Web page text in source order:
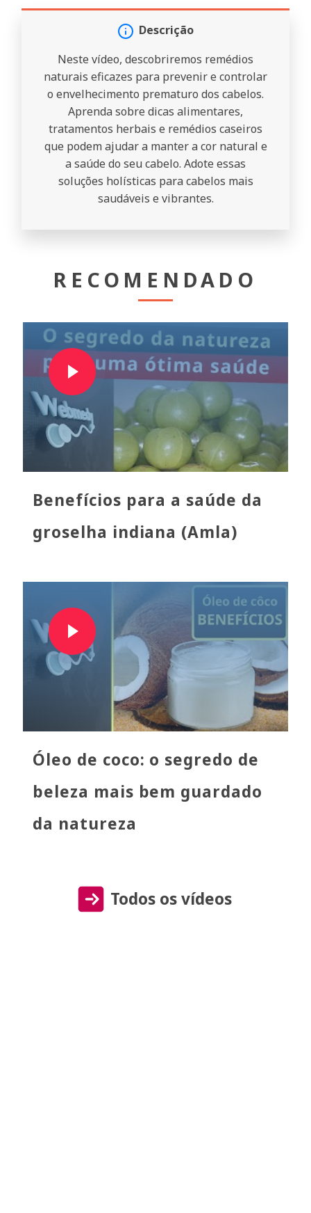
Descrição
Neste vídeo, descobriremos remédios
naturais eficazes para prevenir e controlar
o envelhecimento prematuro dos cabelos.
Aprenda sobre dicas alimentares,
tratamentos herbais e remédios caseiros
que podem ajudar a manter a cor natural e
a saúde do seu cabelo. Adote essas
soluções holísticas para cabelos mais
saudáveis e vibrantes.
RECOMENDADO
Benefícios para a saúde da
groselha indiana (Amla)
Óleo de coco: o segredo de
beleza mais bem guardado
da natureza
Todos os vídeos